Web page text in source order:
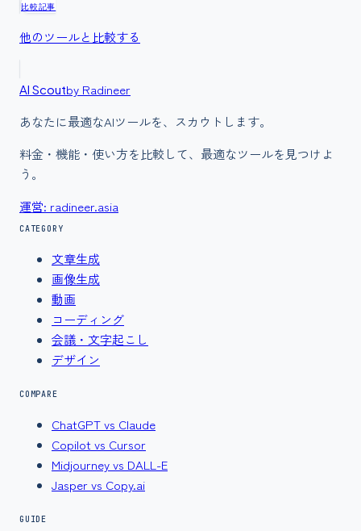
比較記事
他のツールと比較する
AI Scoutby Radineer
あなたに最適なAIツールを、スカウトします。
料金・機能・使い方を比較して、最適なツールを見つけよ
う。
運営: radineer.asia
CATEGORY
文章生成
画像生成
動画
コーディング
会議・文字起こし
デザイン
COMPARE
ChatGPT vs Claude
Copilot vs Cursor
Midjourney vs DALL-E
Jasper vs Copy.ai
GUIDE